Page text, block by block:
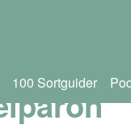
100 Sortguider